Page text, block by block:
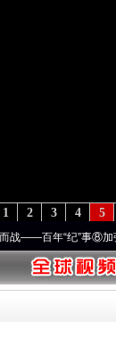
5
4
3
2
1
”事⑧加强纪律..·[视频]